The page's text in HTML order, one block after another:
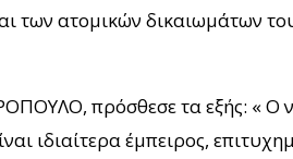
των ατομικών δικαιωμάτων
πρόσθεσε τα εξής: « Ο
ιδιαίτερα έμπειρος,